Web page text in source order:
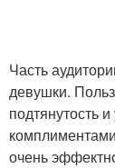
Часть
девушки.
подтянутость
очень